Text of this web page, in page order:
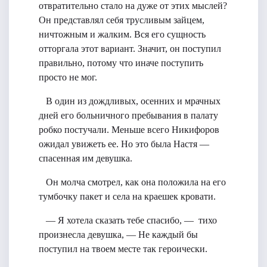
отвратительно стало на дуже от этих мыслей?
Он представлял себя трусливым зайцем,
ничтожным и жалким. Вся его сущность
отторгала этот вариант. Значит, он поступил
правильно, потому что иначе поступить
просто не мог.
В один из дождливых, осенних и мрачных
дней его больничного пребывания в палату
робко постучали. Меньше всего Никифоров
ожидал увижеть ее. Но это была Настя —
спасенная им девушка.
Он молча смотрел, как она положила на его
тумбочку пакет и села на краешек кровати.
— Я хотела сказать тебе спасибо, — тихо
произнесла девушка, — Не каждый бы
поступил на твоем месте так героически.